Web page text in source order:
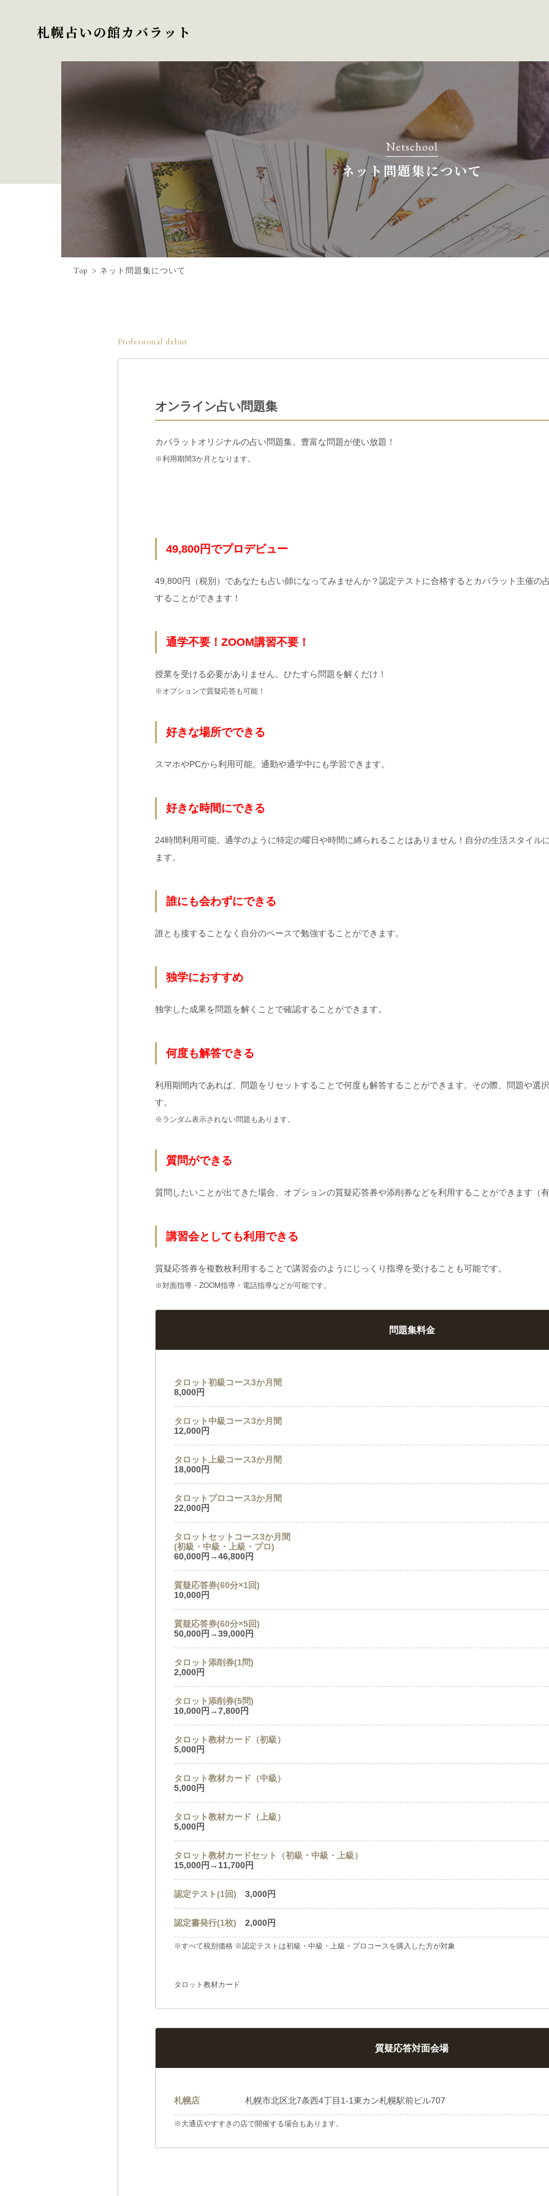
札幌占いの館カバラット
Netschool
ネット問題集について
Top ネット問題集について
Professional debut
オンライン占い問題集
カバラットオリジナルの占い問題集。豊富な問題が使い放題！
※利用期間3か月となります。
49,800円でプロデビュー
49,800円（税別）であなたも占い師になってみませんか？認定テストに合格するとカバラット主催の
することができます！
通学不要！ZOOM講習不要！
授業を受ける必要がありません。ひたすら問題を解くだけ！
※オプションで質疑応答も可能！
好きな場所でできる
スマホやPCから利用可能。通勤や通学中にも学習できます。
好きな時間にできる
24時間利用可能。通学のように特定の曜日や時間に縛られることはありません！自分の生活スタイル
ます。
誰にも会わずにできる
誰とも接することなく自分のペースで勉強することができます。
独学におすすめ
独学した成果を問題を解くことで確認することができます。
何度も解答できる
利用期間内であれば、問題をリセットすることで何度も解答することができます。その際、問題や選
す。
※ランダム表示されない問題もあります。
質問ができる
質問したいことが出てきた場合、オプションの質疑応答券や添削券などを利用することができます（
講習会としても利用できる
質疑応答券を複数枚利用することで講習会のようにじっくり指導を受けることも可能です。
※対面指導・ZOOM指導・電話指導などが可能です。
問題集料金
タロット初級コース3か月間
8,000円
タロット中級コース3か月間
12,000円
タロット上級コース3か月間
18,000円
タロットプロコース3か月間
22,000円
タロットセットコース3か月間
(初級・中級・上級・プロ)
60,000円→46,800円
質疑応答券(60分×1回)
10,000円
質疑応答券(60分×5回)
50,000円→39,000円
タロット添削券(1問)
2,000円
タロット添削券(5問)
10,000円→7,800円
タロット教材カード（初級）
5,000円
タロット教材カード（中級）
5,000円
タロット教材カード（上級）
5,000円
タロット教材カードセット（初級・中級・上級）
15,000円→11,700円
認定テスト(1回) 3,000円
認定書発行(1枚) 2,000円
※すべて税別価格 ※認定テストは初級・中級・上級・プロコースを購入した方が対象
タロット教材カード
質疑応答対面会場
札幌店 札幌市北区北7条西4丁目1-1東カン札幌駅前ビル707
※大通店やすすきの店で開催する場合もあります。